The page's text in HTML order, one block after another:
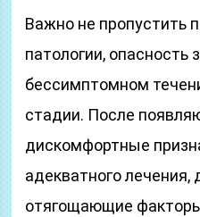
Важно не пропустить
патологии, опасность
бессимптомном
стадии. После
дискомфортные
адекватного лечения,
отягощающие